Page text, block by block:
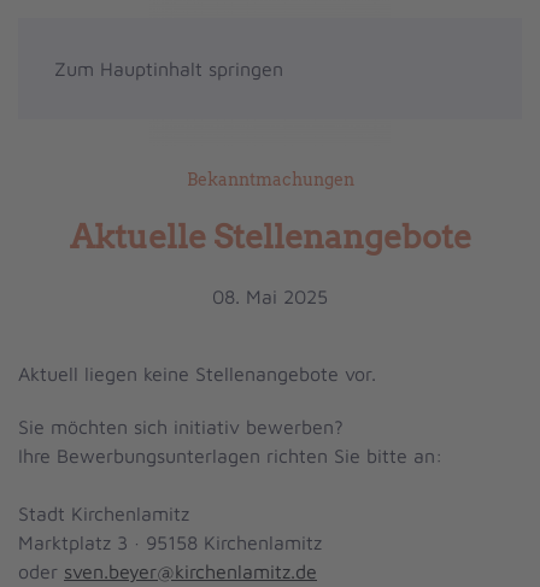
Zum Hauptinhalt springen
Bekanntmachungen
Aktuelle Stellenangebote
08. Mai 2025
Aktuell liegen keine Stellenangebote vor.
Sie möchten sich initiativ bewerben?
Ihre Bewerbungsunterlagen richten Sie bitte an:
Stadt Kirchenlamitz
Marktplatz 3 · 95158 Kirchenlamitz
oder sven.beyer@kirchenlamitz.de